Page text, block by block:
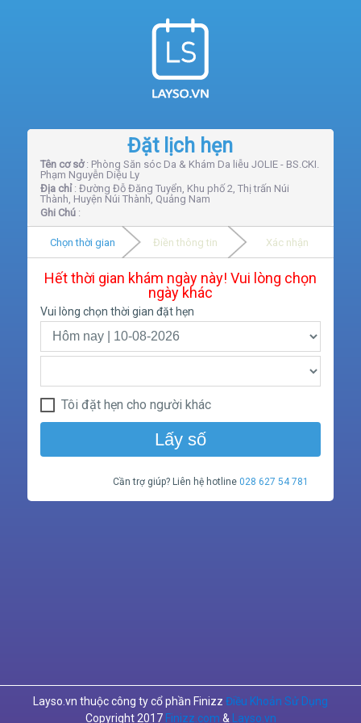
Đặt lịch hẹn
Tên cơ sở: Phòng Săn sóc Da & Khám Da liễu JOLIE - BS.CKI.
Phạm Nguyễn Diệu Ly
Địa chỉ: Đường Đỗ Đăng Tuyển, Khu phố 2, Thị trấn Núi
Thành, Huyện Núi Thành, Quảng Nam
Ghi Chú:
Chọn thời gian Điền thông tin Xác nhận
Hết thời gian khám ngày này! Vui lòng chọn
ngày khác
Vui lòng chọn thời gian đặt hẹn
Tôi đặt hẹn cho người khác
Lấy số
Cần trợ giúp? Liên hệ hotline028 627 54 781
Layso.vn thuộc công ty cổ phần Finizz Điều Khoản Sử Dụng
Copyright 2017 Finizz.com & Layso.vn